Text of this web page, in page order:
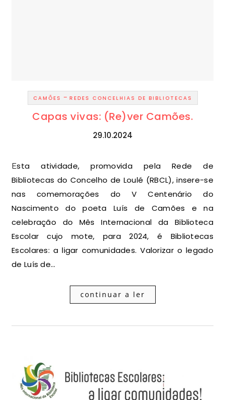
CAMÕES - REDES CONCELHIAS DE BIBLIOTECAS
Capas vivas: (Re)ver Camões.
29.10.2024
Esta atividade, promovida pela Rede de
Bibliotecas do Concelho de Loulé (RBCL), insere-se
nas comemorações do V Centenário do
Nascimento do poeta Luís de Camões e na
celebração do Mês Internacional da Biblioteca
Escolar cujo mote, para 2024, é Bibliotecas
Escolares: a ligar comunidades. Valorizar o legado
de Luís de…
continuar a ler